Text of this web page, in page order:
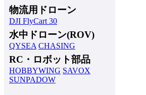
物流用ドローン
DJI FlyCart 30
水中ドローン(ROV)
QYSEA CHASING
RC・ロボット部品
HOBBYWING SAVOX
SUNPADOW